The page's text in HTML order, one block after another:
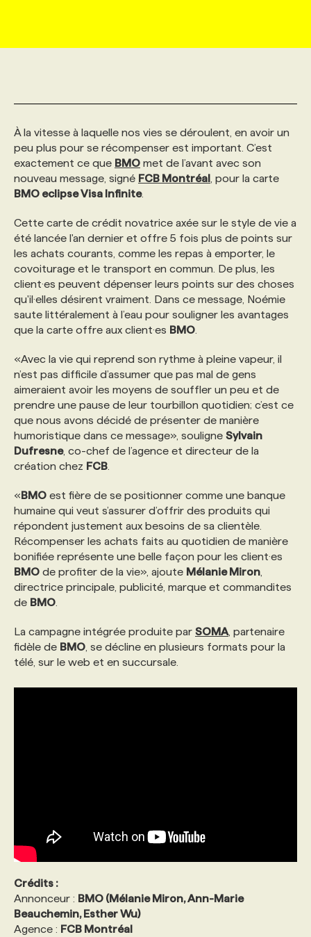
PRIX ET DISTINCTIONS
GEO/SEO
NOS AUTEUR‧RICES
FAQ
FORMATIONS PERSONNALISÉES
POURQUOI CHOISIR NOS FORMATIONS
NOS TARIFS
FAQ
ANNONCEZ AVEC NOUS
NOS TARIFS
FAQ
ANNONCEZ AVEC NOUS
À la vitesse à laquelle nos vies se déroulent, en avoir un
peu plus pour se récompenser est important. C’est
exactement ce que BMO met de l’avant avec son
nouveau message, signé FCB Montréal , pour la carte
BMO eclipse Visa Infinite.
Cette carte de crédit novatrice axée sur le style de vie a
été lancée l'an dernier et offre 5 fois plus de points sur
les achats courants, comme les repas à emporter, le
covoiturage et le transport en commun. De plus, les
client·es peuvent dépenser leurs points sur des choses
qu'il·elles désirent vraiment. Dans ce message, Noémie
saute littéralement à l’eau pour souligner les avantages
que la carte offre aux client·es BMO
«Avec la vie qui reprend son rythme à pleine vapeur, il
n’est pas difficile d’assumer que pas mal de gens
aimeraient avoir les moyens de souffler un peu et de
prendre une pause de leur tourbillon quotidien; c’est ce
que nous avons décidé de présenter de manière
humoristique dans ce message», souligne Sylvain
Dufresne, co-chef de l’agence et directeur de la
création chez FCB
«BMO est fière de se positionner comme une banque
humaine qui veut s’assurer d’offrir des produits qui
répondent justement aux besoins de sa clientèle.
Récompenser les achats faits au quotidien de manière
bonifiée représente une belle façon pour les client·es
BMO de profiter de la vie», ajoute Mélanie Miron
directrice principale, publicité, marque et commandites
de BMO
La campagne intégrée produite par SOMA , partenaire
fidèle de BMO , se décline en plusieurs formats pour la
télé, sur le web et en succursale.
Crédits :
Annonceur : BMO (Mélanie Miron, Ann-Marie
Beauchemin, Esther Wu)
Agence : FCB Montréal